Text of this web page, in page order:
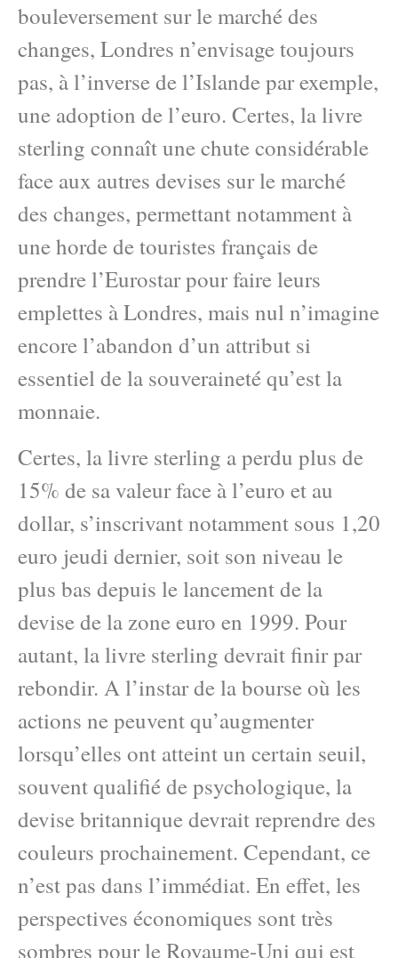
bouleversement sur le marché des
changes, Londres n’envisage toujours
pas, à l’inverse de l’Islande par exemple,
une adoption de l’euro. Certes, la livre
sterling connaît une chute considérable
face aux autres devises sur le marché
des changes, permettant notamment à
une horde de touristes français de
prendre l’Eurostar pour faire leurs
emplettes à Londres, mais nul n’imagine
encore l’abandon d’un attribut si
essentiel de la souveraineté qu’est la
monnaie.
Certes, la livre sterling a perdu plus de
15% de sa valeur face à l’euro et au
dollar, s’inscrivant notamment sous 1,20
euro jeudi dernier, soit son niveau le
plus bas depuis le lancement de la
devise de la zone euro en 1999. Pour
autant, la livre sterling devrait finir par
rebondir. A l’instar de la bourse où les
actions ne peuvent qu’augmenter
lorsqu’elles ont atteint un certain seuil,
souvent qualifié de psychologique, la
devise britannique devrait reprendre des
couleurs prochainement. Cependant, ce
n’est pas dans l’immédiat. En effet, les
perspectives économiques sont très
sombres pour le Royaume-Uni qui est